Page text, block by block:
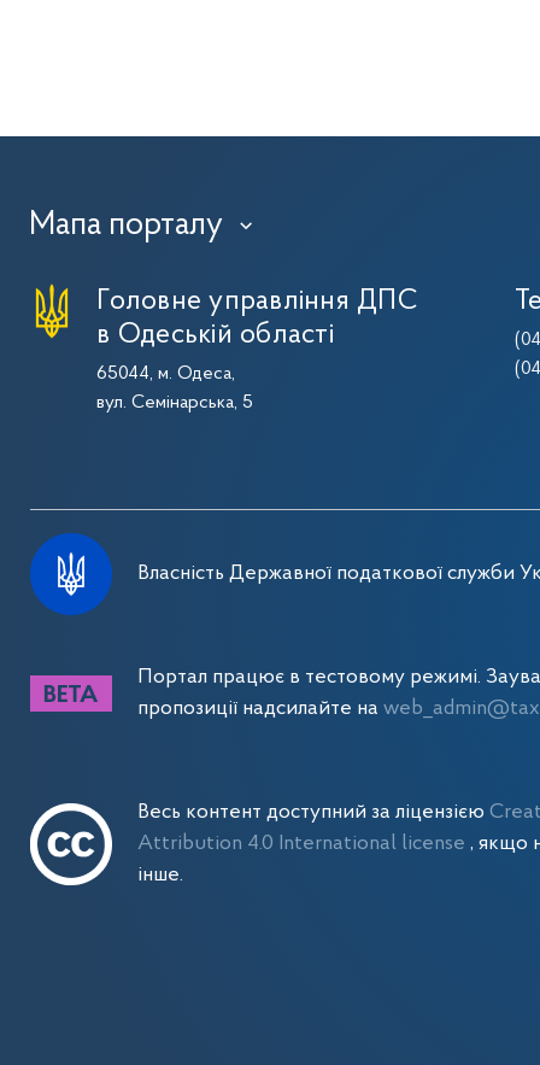
Мапа порталу ›
Головне управління ДПС
в Одеській області
65044, м. Одеса,
вул. Семінарська, 5
Власність Державної податкової служби
Портал працює в тестовому режимі.
пропозиції надсилайте на
Весь контент доступний за ліцензією
Attribution 4.0 International license, якщо
інше.